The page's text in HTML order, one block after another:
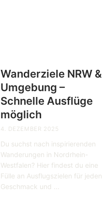
Wanderziele NRW &
Umgebung –
Schnelle Ausflüge
möglich
4. DEZEMBER 2025
Du suchst nach inspirierenden
Wanderungen in Nordrhein-
Westfalen? Hier findest du eine
Fülle an Ausflugszielen für jeden
Geschmack und ...